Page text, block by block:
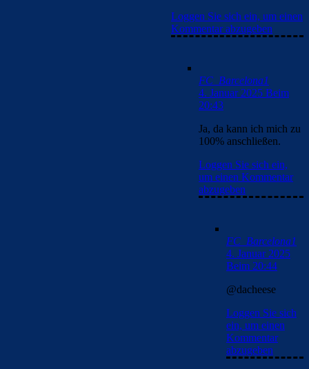
Loggen Sie sich ein, um einen
Kommentar abzugeben
FC_Barcelona1
4. Januar 2025 Beim
20:43
Ja, da kann ich mich zu
100% anschließen.
Loggen Sie sich ein,
um einen Kommentar
abzugeben
FC_Barcelona1
4. Januar 2025
Beim 20:44
@dacheese
Loggen Sie sich
ein, um einen
Kommentar
abzugeben